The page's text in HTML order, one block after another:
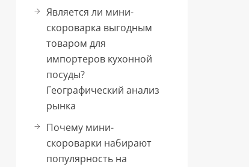
Является ли мини-
скороварка выгодным
товаром для
импортеров кухонной
посуды?
Географический анализ
рынка
Почему мини-
скороварки набирают
популярность на